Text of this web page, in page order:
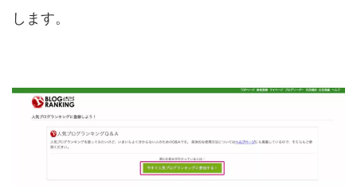
します。